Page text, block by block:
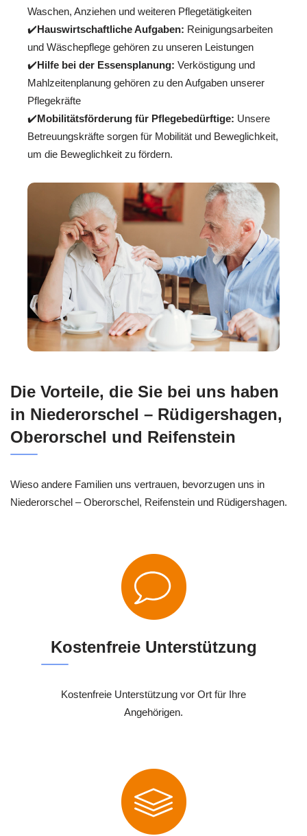
Waschen, Anziehen und weiteren Pflegetätigkeiten
✔️Hauswirtschaftliche Aufgaben: Reinigungsarbeiten
und Wäschepflege gehören zu unseren Leistungen
✔️Hilfe bei der Essensplanung: Verköstigung und
Mahlzeitenplanung gehören zu den Aufgaben unserer
Pflegekräfte
✔️Mobilitätsförderung für Pflegebedürftige: Unsere
Betreuungskräfte sorgen für Mobilität und Beweglichkeit,
um die Beweglichkeit zu fördern.
Die Vorteile, die Sie bei uns haben
in Niederorschel – Rüdigershagen,
Oberorschel und Reifenstein
Wieso andere Familien uns vertrauen, bevorzugen uns in
Niederorschel – Oberorschel, Reifenstein und Rüdigershagen.
Kostenfreie Unterstützung
Kostenfreie Unterstützung vor Ort für Ihre
Angehörigen.